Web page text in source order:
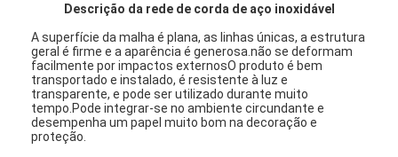
Descrição da rede de corda de aço inoxidável
A superfície da malha é plana, as linhas únicas, a estrutura
geral é firme e a aparência é generosa.não se deformam
facilmente por impactos externosO produto é bem
transportado e instalado, é resistente à luz e
transparente, e pode ser utilizado durante muito
tempo.Pode integrar-se no ambiente circundante e
desempenha um papel muito bom na decoração e
proteção.